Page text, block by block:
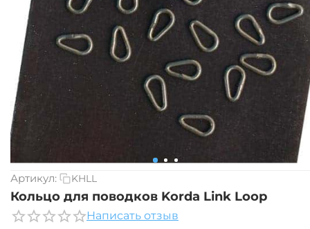
Артикул: KHLL
Кольцо для поводков Korda Link Loop
Написать отзыв